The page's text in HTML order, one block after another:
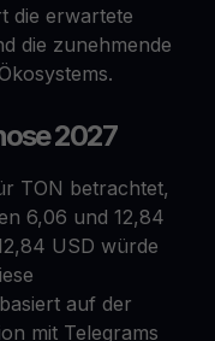
die erwartete
die zunehmende
2027
TON betrachtet,
6,06 und 12,84
USD würde
auf der
mit Telegrams